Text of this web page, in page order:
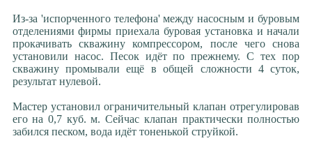
Из-за 'испорченного телефона' между насосным и буровым
отделениями фирмы приехала буровая установка и начали
прокачивать скважину компрессором, после чего снова
установили насос. Песок идёт по прежнему. С тех пор
скважину промывали ещё в общей сложности 4 суток,
результат нулевой.
Мастер установил ограничительный клапан отрегулировав
его на 0,7 куб. м. Сейчас клапан практически полностью
забился песком, вода идёт тоненькой струйкой.